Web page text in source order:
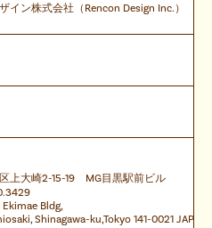
イン株式会社（Rencon Design Inc.）
上大崎2-15-19 MG目黒駅前ビル
Bldg,
Shinagawa-ku,Tokyo 141-0021 JAPAN